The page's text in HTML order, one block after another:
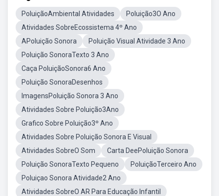
PoluiçãoAmbiental Atividades
Poluição3O Ano
Atividades SobreEcossistema 4º Ano
APoluição Sonora
Poluição Visual Atividade 3 Ano
Poluição SonoraTexto 3 Ano
Caça PoluiçãoSonora6 Ano
Poluição SonoraDesenhos
ImagensPoluição Sonora 3 Ano
Atividades Sobre Poluição3Ano
Grafico Sobre Poluição3º Ano
Atividades Sobre Poluição Sonora E Visual
Atividades SobreO Som
Carta DeePoluição Sonora
Poluição SonoraTexto Pequeno
PoluiçãoTerceiro Ano
Poluiçao Sonora Atividade2 Ano
Atividades SobreO AR Para Educação Infantil